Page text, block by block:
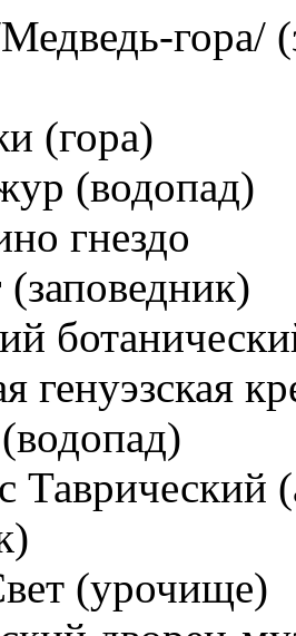
гора/
(гора)
(водопад)
гнездо
(заповедник)
генуэзская
Таврический
(урочище)